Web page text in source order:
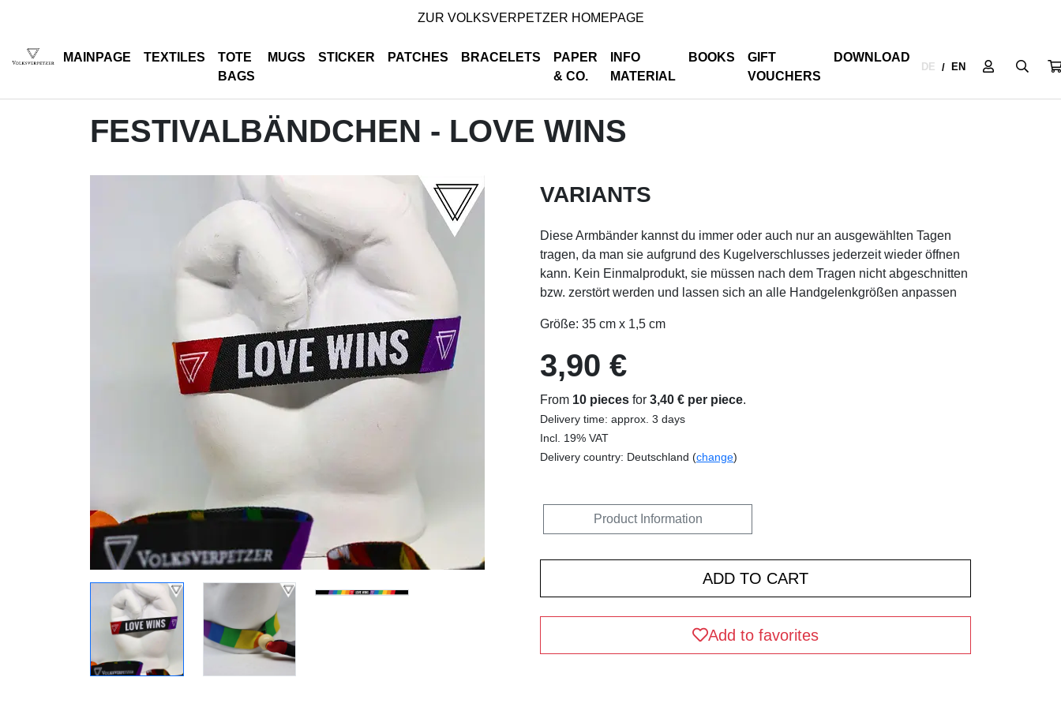
ZUR VOLKSVERPETZER HOMEPAGE
MAINPAGE TEXTILES
TOTE
BAGS
MUGS STICKER PATCHES BRACELETS
PAPER
& CO.
INFO
MATERIAL
BOOKS
GIFT
VOUCHERS
DOWNLOAD
DE / EN
FESTIVALBÄNDCHEN - LOVE WINS
VARIANTS
Diese Armbänder kannst du immer oder auch nur an ausgewählten Tagen
tragen, da man sie aufgrund des Kugelverschlusses jederzeit wieder öffnen
kann. Kein Einmalprodukt, sie müssen nach dem Tragen nicht abgeschnitten
bzw. zerstört werden und lassen sich an alle Handgelenkgrößen anpassen
Größe: 35 cm x 1,5 cm
3,90 €
From 10 pieces for 3,40 € per piece.
Delivery time: approx. 3 days
Incl. 19% VAT
Delivery country: Deutschland (change)
Product Information
Add to favorites